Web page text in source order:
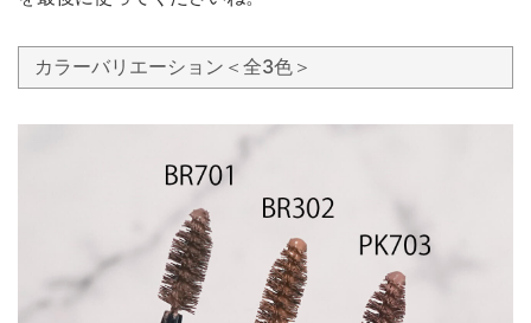
カラーバリエーション＜全3色＞